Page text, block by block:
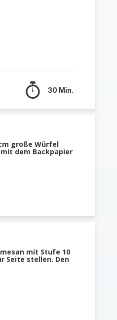
30 Min.
große Würfel
dem Backpapier
mit Stufe 10
Seite stellen. Den